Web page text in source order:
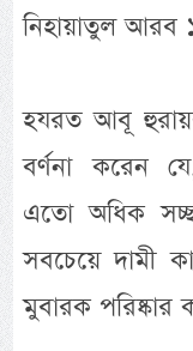
নিহায়াতুল আরব
হযরত আবূ
বর্ণনা করেন
এতো অধিক
সবচেয়ে দামী
মুবারক পরিষ্কার